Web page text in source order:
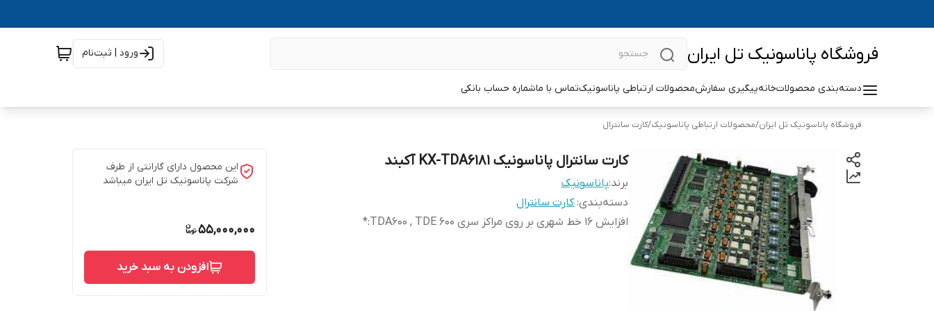
فروشگاه پاناسونیک تل ایران ورود | ثبت‌نام
دسته‌بندی محصولاتخانهپیگیری سفارشمحصولات ارتباطی پاناسونیکتماس با ماشماره حساب بانکی
فروشگاه پاناسونیک تل ایران/محصولات ارتباطی پاناسونیک/کارت سانترال
کارت سانترال پاناسونیک KX-TDA6181 آکبند
برند:پاناسونیک
دسته‌بندی:کارت سانترال
افزایش 16 خط شهری بر روی مراکز سری TDA600 , TDE 600
:
*
این محصول دارای گارانتی از طرف
شرکت پاناسونیک تل ایران میباشد
55,000,000
افزودن به سبد خرید